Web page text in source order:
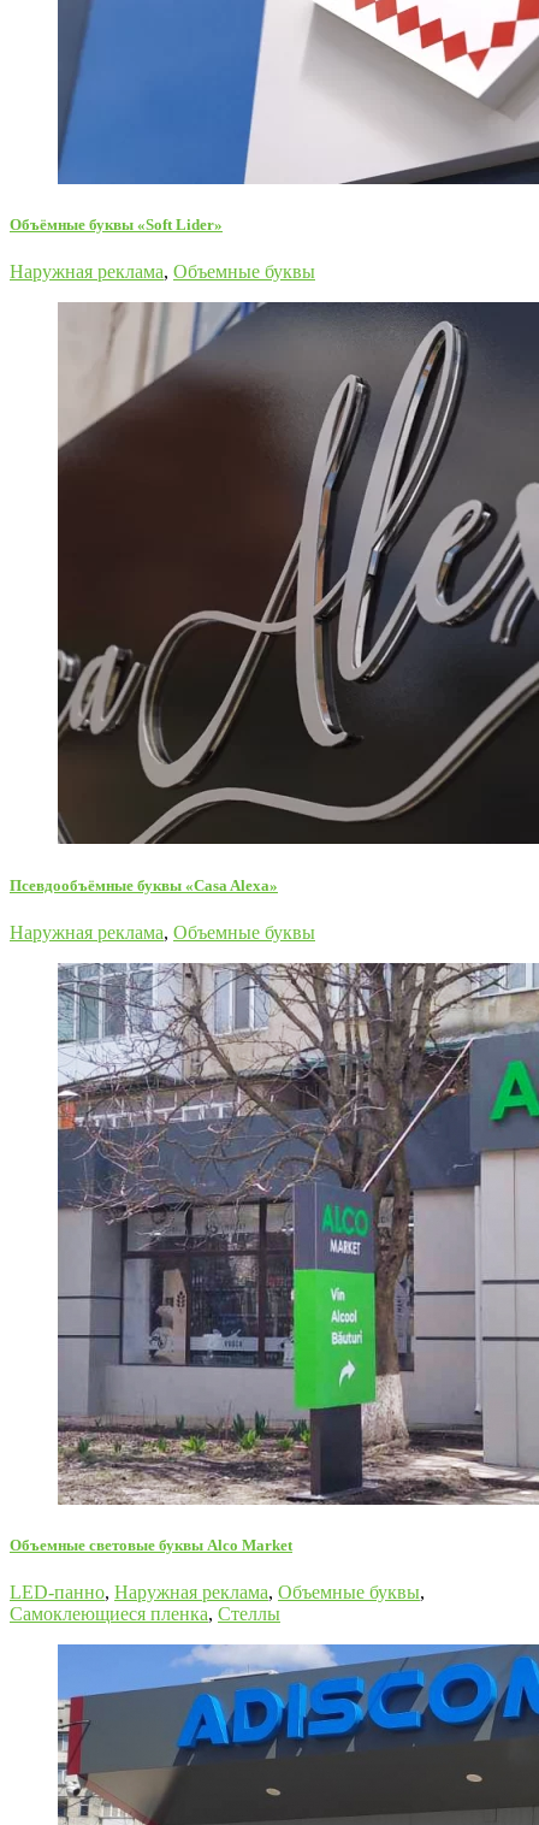
Объёмные буквы «Soft Lider»
Наружная реклама, Объемные буквы
Псевдообъёмные буквы «Casa Alexa»
Наружная реклама, Объемные буквы
Oбъемные световые буквы Alco Market
LED-панно, Наружная реклама, Объемные буквы,
Самоклеющиеся пленка, Стеллы